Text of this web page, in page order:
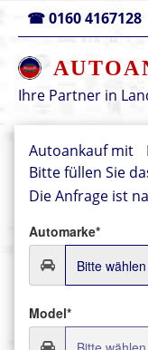
☎0160 4167128
Ihre Partner in
Autoankauf mit
Bitte füllen Sie
Die Anfrage ist